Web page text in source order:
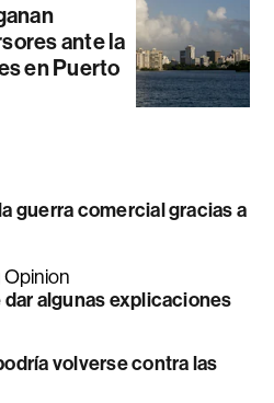
ante la
en Puerto
guerra comercial gracias a
algunas explicaciones
volverse contra las